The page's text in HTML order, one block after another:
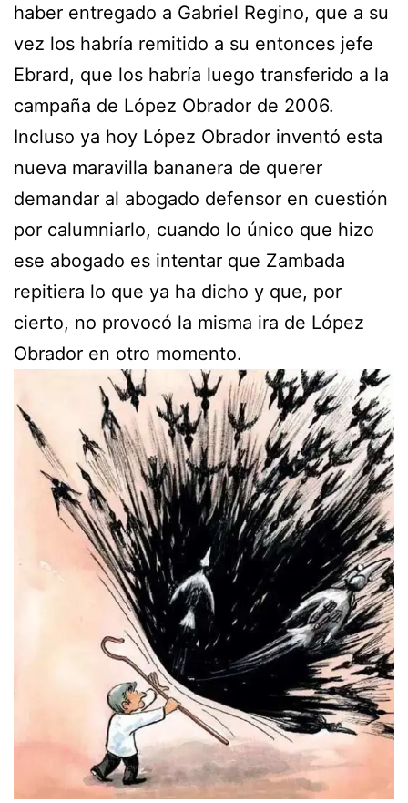
haber entregado a Gabriel Regino, que a su
vez los habría remitido a su entonces jefe
Ebrard, que los habría luego transferido a la
campaña de López Obrador de 2006.
Incluso ya hoy López Obrador inventó esta
nueva maravilla bananera de querer
demandar al abogado defensor en cuestión
por calumniarlo, cuando lo único que hizo
ese abogado es intentar que Zambada
repitiera lo que ya ha dicho y que, por
cierto, no provocó la misma ira de López
Obrador en otro momento.